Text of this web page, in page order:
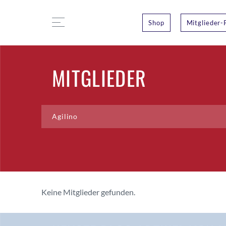
Shop Mitglieder-
MITGLIEDER
Keine Mitglieder gefunden.